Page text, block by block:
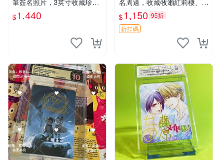
筆簽名照片，3英寸收藏珍品
未知的花名、親筆、簽名周邊
$1,440
名周邊，收藏牧瀨紅莉棲、椎
名真由理、菲利斯喵喵人氣卡
牌 簽字照片 牧瀨紅莉棲 椎名
真由理
$1,150 95折
折扣碼